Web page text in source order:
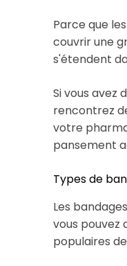
Parce que
couvrir une
s'étendent
Si vous avez
rencontrez
votre
pansement
Types de
Les
vous pouvez
populaires